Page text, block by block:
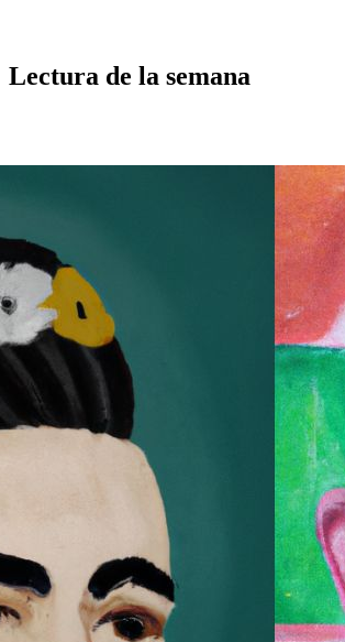
Lectura de la semana